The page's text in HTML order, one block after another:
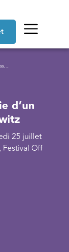
d’un
25 juillet
Festival Off